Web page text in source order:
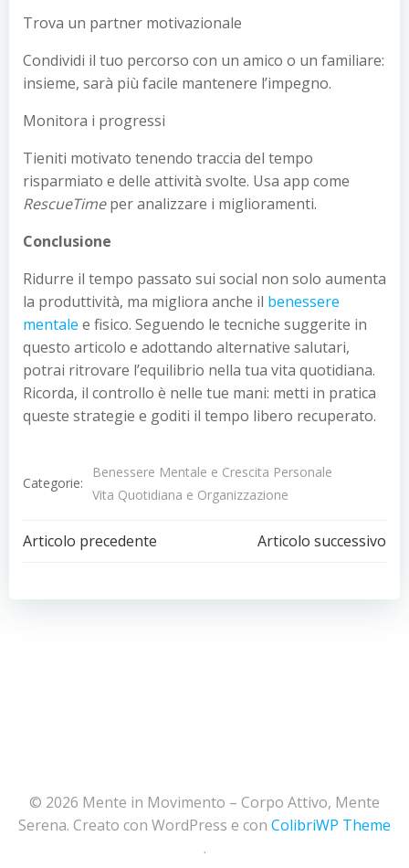
Trova un partner motivazionale
Condividi il tuo percorso con un amico o un familiare:
insieme, sarà più facile mantenere l’impegno.
Monitora i progressi
Tieniti motivato tenendo traccia del tempo
risparmiato e delle attività svolte. Usa app come
RescueTimeper analizzare i miglioramenti.
Conclusione
Ridurre il tempo passato sui social non solo aumenta
la produttività, ma migliora anche il benessere
mentale e fisico. Seguendo le tecniche suggerite in
questo articolo e adottando alternative salutari,
potrai ritrovare l’equilibrio nella tua vita quotidiana.
Ricorda, il controllo è nelle tue mani: metti in pratica
queste strategie e goditi il tempo libero recuperato.
Categorie:
Benessere Mentale e Crescita Personale
Vita Quotidiana e Organizzazione
Navigazione
articoli
Articolo precedente
Navigazione
articoli
Articolo successivo
© 2026 Mente in Movimento – Corpo Attivo, Mente
Serena. Creato con WordPress e con ColibriWP Theme
.